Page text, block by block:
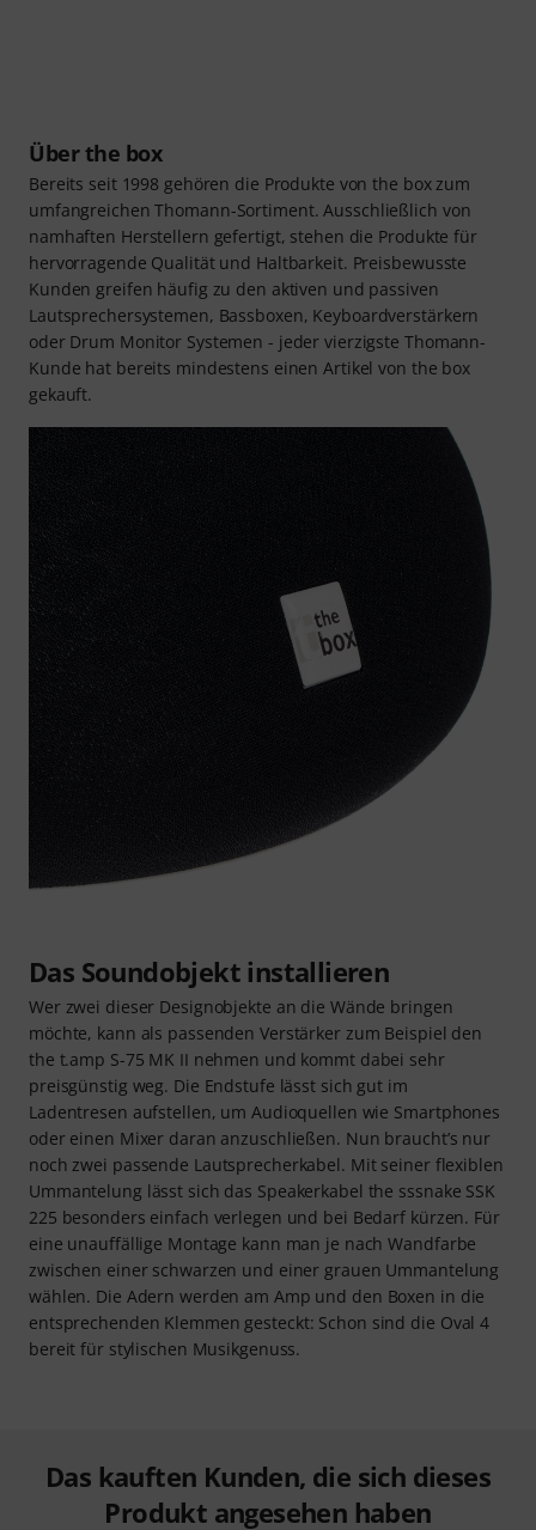
Über the box
Bereits seit 1998 gehören die Produkte von the box zum
umfangreichen Thomann-Sortiment. Ausschließlich von
namhaften Herstellern gefertigt, stehen die Produkte für
hervorragende Qualität und Haltbarkeit. Preisbewusste
Kunden greifen häufig zu den aktiven und passiven
Lautsprechersystemen, Bassboxen, Keyboardverstärkern
oder Drum Monitor Systemen - jeder vierzigste Thomann-
Kunde hat bereits mindestens einen Artikel von the box
gekauft.
Das Soundobjekt installieren
Wer zwei dieser Designobjekte an die Wände bringen
möchte, kann als passenden Verstärker zum Beispiel den
the t.amp S-75 MK II nehmen und kommt dabei sehr
preisgünstig weg. Die Endstufe lässt sich gut im
Ladentresen aufstellen, um Audioquellen wie Smartphones
oder einen Mixer daran anzuschließen. Nun braucht’s nur
noch zwei passende Lautsprecherkabel. Mit seiner flexiblen
Ummantelung lässt sich das Speakerkabel the sssnake SSK
225 besonders einfach verlegen und bei Bedarf kürzen. Für
eine unauffällige Montage kann man je nach Wandfarbe
zwischen einer schwarzen und einer grauen Ummantelung
wählen. Die Adern werden am Amp und den Boxen in die
entsprechenden Klemmen gesteckt: Schon sind die Oval 4
bereit für stylischen Musikgenuss.
Das kauften Kunden, die sich dieses
Produkt angesehen haben